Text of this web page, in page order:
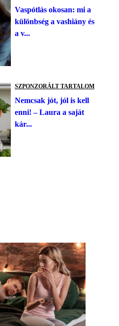
Vaspótlás okosan: mi a
különbség a vashiány és
a v...
SZPONZORÁLT TARTALOM
Nemcsak jót, jól is kell
enni! – Laura a saját
kár...